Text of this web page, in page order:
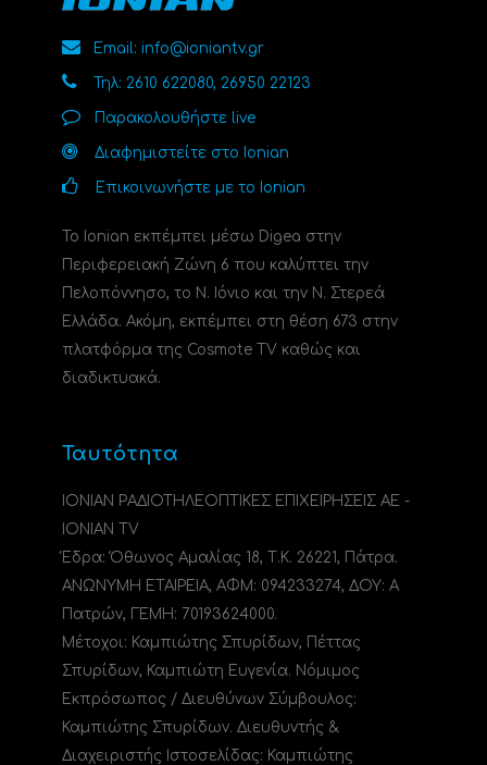
Email: info@ioniantv.gr
Τηλ: 2610 622080, 26950 22123
Παρακολουθήστε live
Διαφημιστείτε στο Ionian
Επικοινωνήστε με το Ionian
Το Ionian εκπέμπει μέσω Digea στην
Περιφερειακή Ζώνη 6 που καλύπτει την
Πελοπόννησο, το N. Ιόνιο και την Ν. Στερεά
Ελλάδα. Ακόμη, εκπέμπει στη θέση 673 στην
πλατφόρμα της Cosmote TV καθώς και
διαδικτυακά.
Ταυτότητα
ΙΟΝΙΑΝ ΡΑΔΙΟΤΗΛΕΟΠΤΙΚΕΣ ΕΠΙΧΕΙΡΗΣΕΙΣ ΑΕ -
IONIAN TV
Έδρα: Όθωνος Αμαλίας 18, Τ.Κ. 26221, Πάτρα.
ΑΝΩΝΥΜΗ ΕΤΑΙΡΕΙΑ, ΑΦΜ: 094233274, ΔΟΥ: A
Πατρών, ΓΕΜΗ: 70193624000.
Μέτοχοι: Καμπιώτης Σπυρίδων, Πέττας
Σπυρίδων, Καμπιώτη Ευγενία. Νόμιμος
Εκπρόσωπος / Διευθύνων Σύμβουλος:
Καμπιώτης Σπυρίδων. Διευθυντής &
Διαχειριστής Ιστοσελίδας: Καμπιώτης